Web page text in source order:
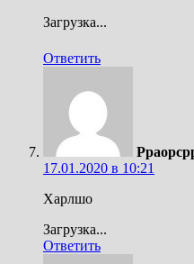
Загрузка...
Ответить
17.01.2020 в 10:21
Харлшо
Загрузка...
Ответить